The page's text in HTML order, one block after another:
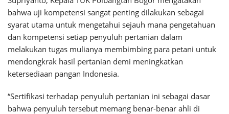
bahwa uji kompetensi sangat penting dilakukan sebagai
syarat utama untuk mengetahui sejauh mana pengetahuan
dan kompetensi setiap penyuluh pertanian dalam
melakukan tugas mulianya membimbing para petani untuk
mendongkrak hasil pertanian demi meningkatkan
ketersediaan pangan Indonesia.
“Sertifikasi terhadap penyuluh pertanian ini sebagai dasar
bahwa penyuluh tersebut memang benar-benar ahli di